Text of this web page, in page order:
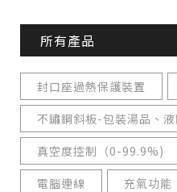
所有產品
封口座過熱保護裝置
不鏽鋼斜板-包裝湯品、液
真空度控制（0-99.9%)
電腦連線
充氣功能